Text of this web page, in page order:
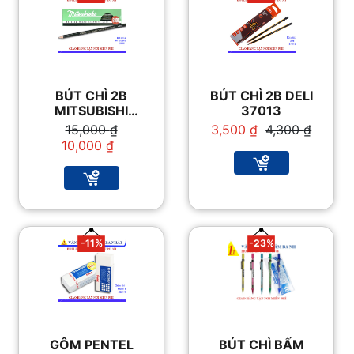
BÚT CHÌ 2B
MITSUBISHI
9800
15,000₫
Giá
gốc
15,000 ₫.
10,000 ₫
Giá
hiện
là:
10,000 ₫.
BÚT CHÌ 2B DELI
37013
4,300₫
Giá
là:
4,300 ₫.
3,500₫ Giá
tại
là:
-11%
GÔM PENTEL
-23%
BÚT CHÌ BẤM